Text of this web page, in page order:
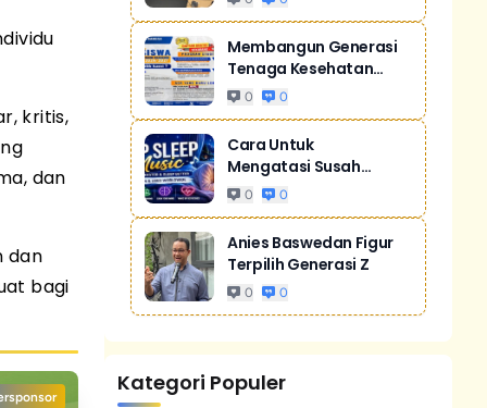
kritis,
dan
dan
bagi
Membangun Generasi
Tenaga Kesehatan
Unggul Dan Men...
0 0
Cara Untuk
Mengatasi Susah
Tidur Akibat Stres
0 0
Anies Baswedan Figur
Terpilih Generasi Z
0 0
Kategori Populer